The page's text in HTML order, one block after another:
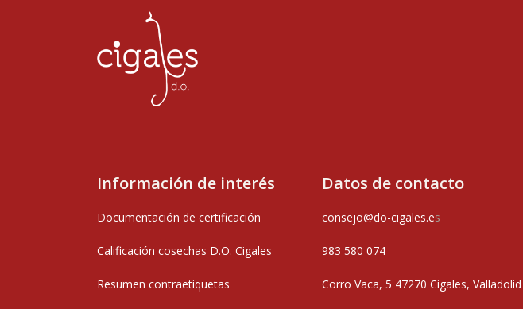
Información de interés
Documentación de certificación
Calificación cosechas D.O. Cigales
Resumen contraetiquetas
Datos de contacto
consejo@do-cigales.es
983 580 074
Corro Vaca, 5 47270 Cigales, Valladolid